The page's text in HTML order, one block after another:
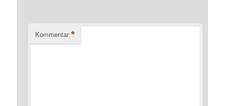
Kommentar *